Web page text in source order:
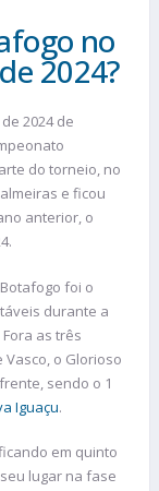
no
2024?
2024 de
do torneio, no
e ficou
anterior, o
foi o
durante a
as três
o Glorioso
sendo o 1
Iguaçu.
em quinto
lugar na fase